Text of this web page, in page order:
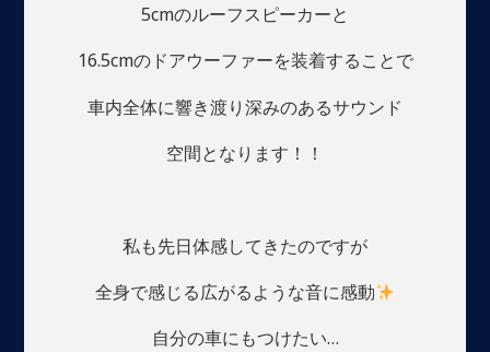
5cmのルーフスピーカーと
16.5cmのドアウーファーを装着することで
車内全体に響き渡り深みのあるサウンド
空間となります！！
私も先日体感してきたのですが
全身で感じる広がるような音に感動
自分の車にもつけたい…